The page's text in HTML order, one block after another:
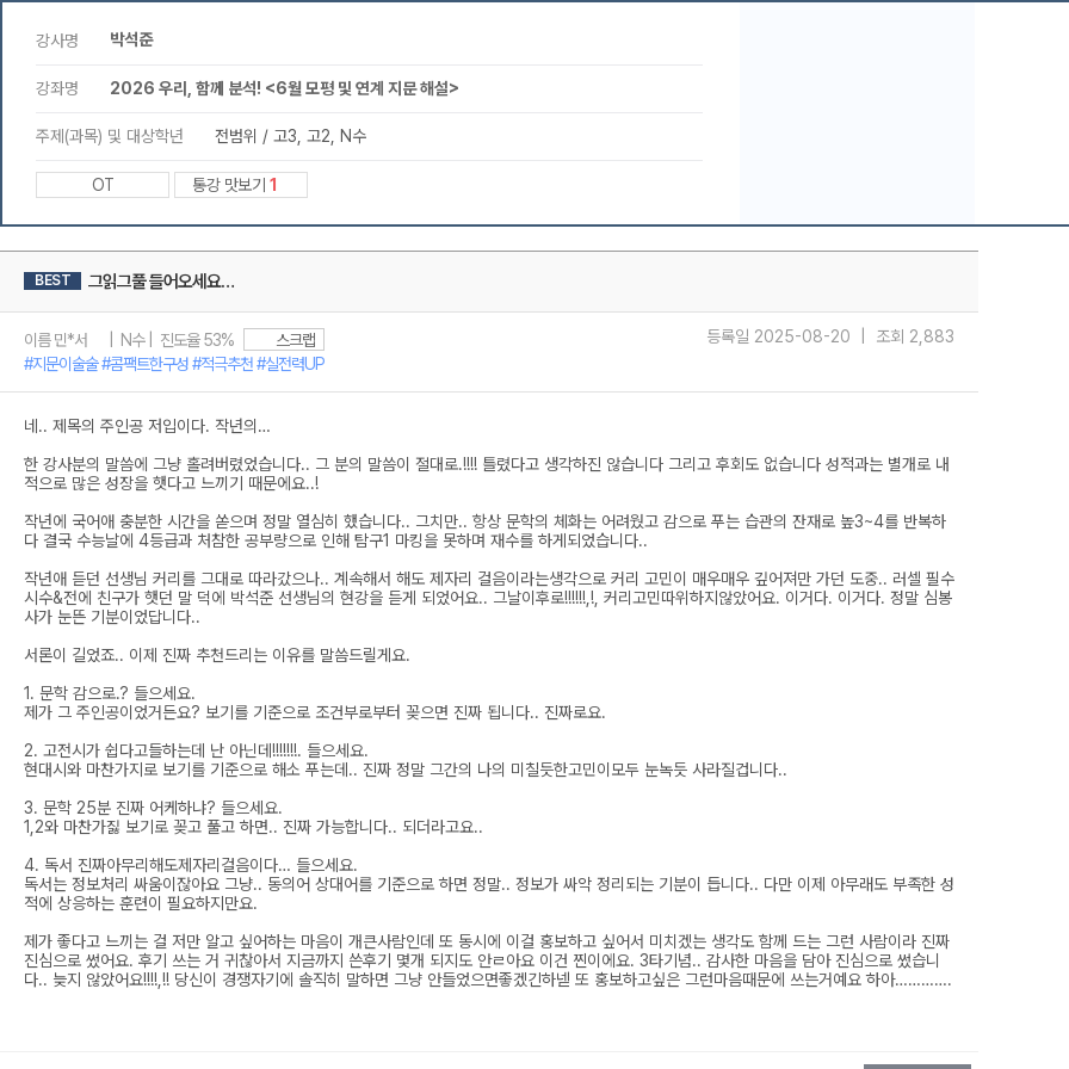
강사명 박석준
강좌명 2026 우리, 함께 분석! <6월 모평 및 연계 지문 해설>
주제(과목) 및 대상학년 전범위 / 고3, 고2, N수
OT 통강 맛보기 1
BEST 그읽그풀 들어오세요…
이름 민*서 | N수 | 진도율 53%
스크랩
#지문이술술 #콤팩트한구성 #적극추천 #실전력UP
등록일 2025-08-20 | 조회 2,883
네.. 제목의 주인공 저입이다. 작년의…
한 강사분의 말씀에 그냥 홀려버렸었습니다.. 그 분의 말씀이 절대로.!!!! 틀렸다고 생각하진 않습니다 그리고 후회도 없습니다 성적과는 별개로 내
적으로 많은 성장을 햇다고 느끼기 때문에요..!
작년에 국어애 충분한 시간을 쏟으며 정말 열심히 했습니다.. 그치만.. 항상 문학의 체화는 어려웠고 감으로 푸는 습관의 잔재로 높3~4를 반복하
다 결국 수능날에 4등급과 처참한 공부량으로 인해 탐구1 마킹을 못하며 재수를 하게되었습니다..
작년애 듣던 선생님 커리를 그대로 따라갔으나.. 계속해서 해도 제자리 걸음이라는생각으로 커리 고민이 매우매우 깊어져만 가던 도중.. 러셀 필수
시수&전에 친구가 햇던 말 덕에 박석준 선생님의 현강을 듣게 되었어요.. 그날이후로!!!!!!,!, 커리고민따위하지않았어요. 이거다. 이거다. 정말 심봉
사가 눈뜬 기분이었답니다..
서론이 길었죠.. 이제 진짜 추천드리는 이유를 말씀드릴게요.
1. 문학 감으로.? 들으세요.
제가 그 주인공이었거든요? 보기를 기준으로 조건부로부터 꽂으면 진짜 됩니다.. 진짜로요.
2. 고전시가 쉽다고들하는데 난 아닌데!!!!!!!. 들으세요.
현대시와 마찬가지로 보기를 기준으로 해소 푸는데.. 진짜 정말 그간의 나의 미칠듯한고민이모두 눈녹듯 사라질겁니다..
3. 문학 25분 진짜 어케하냐? 들으세요.
1,2와 마찬가짏 보기로 꽂고 풀고 하면.. 진짜 가능합니다.. 되더라고요..
4. 독서 진짜아무리해도제자리걸음이다… 들으세요.
독서는 정보처리 싸움이잖아요 그냥.. 동의어 상대어를 기준으로 하면 정말.. 정보가 싸악 정리되는 기분이 듭니다.. 다만 이제 아무래도 부족한 성
적에 상응하는 훈련이 필요하지만요.
제가 좋다고 느끼는 걸 저만 알고 싶어하는 마음이 개큰사람인데 또 동시에 이걸 홍보하고 싶어서 미치겠는 생각도 함께 드는 그런 사람이라 진짜
진심으로 썼어요. 후기 쓰는 거 귀찮아서 지금까지 쓴후기 몇개 되지도 안ㄹ아요 이건 찐이에요. 3타기념.. 감사한 마음을 담아 진심으로 썼습니
다.. 늦지 않았어요!!!!,!! 당신이 경쟁자기에 솔직히 말하면 그냥 안들었으면좋겠긴하넫 또 홍보하고싶은 그런마음때문에 쓰는거예요 하아………….